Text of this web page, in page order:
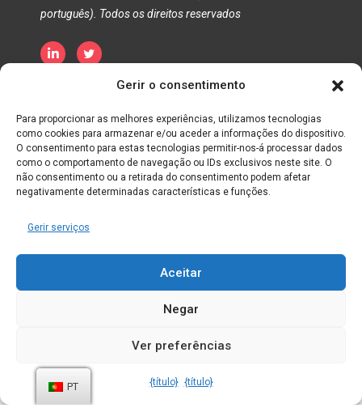
Gerir o consentimento
Para proporcionar as melhores experiências, utilizamos tecnologias
como cookies para armazenar e/ou aceder a informações do dispositivo.
O consentimento para estas tecnologias permitir-nos-á processar dados
como o comportamento de navegação ou IDs exclusivos neste site. O
não consentimento ou a retirada do consentimento podem afetar
negativamente determinadas características e funções.
Gerir serviços
Aceitar
Negar
Ver preferências
{título} {título}
português). Todos os direitos reservados
Política de Privacidade
Política de Cookies
PT